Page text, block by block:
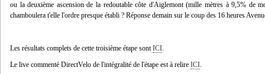
ou la deuxième ascension de la redoutable côte d'Aiglemont (mille mètres à 9,5% de
chamboulera t'elle l'ordre presque établi ? Réponse demain sur le coup des 16 heures
Les résultats complets de cette troisième étape sontICI.
Le live commenté DirectVelo de l'intégralité de l'étape est à relire ICI.